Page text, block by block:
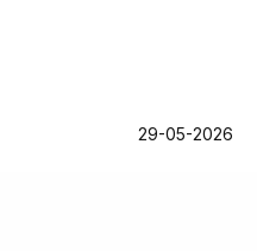
29-05-2026